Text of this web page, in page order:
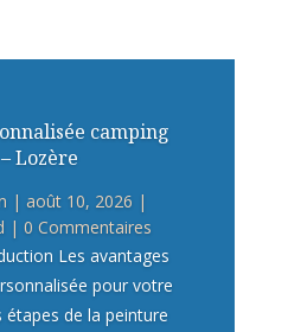
camping
Lozère
| août 10, 2026 |
| 0 Commentaires
Les avantages
pour votre
étapes de la peinture